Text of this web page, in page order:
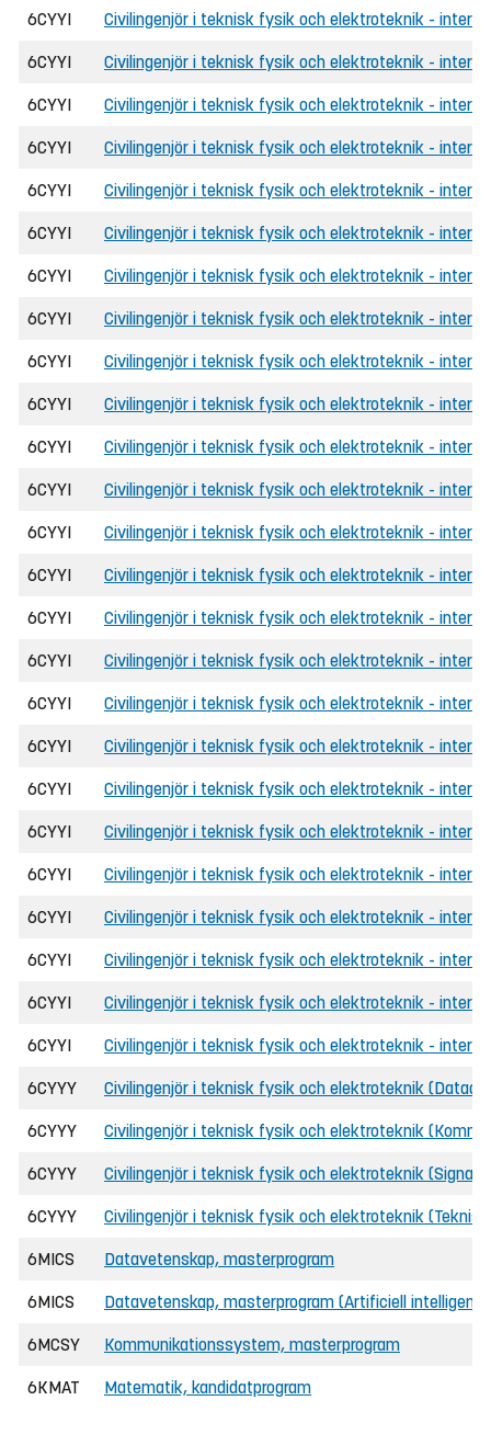
6CYYI Civilingenjör i teknisk fysik och elektroteknik -
6CYYI Civilingenjör i teknisk fysik och elektroteknik -
6CYYI Civilingenjör i teknisk fysik och elektroteknik -
6CYYI Civilingenjör i teknisk fysik och elektroteknik -
6CYYI Civilingenjör i teknisk fysik och elektroteknik -
6CYYI Civilingenjör i teknisk fysik och elektroteknik -
6CYYI Civilingenjör i teknisk fysik och elektroteknik -
6CYYI Civilingenjör i teknisk fysik och elektroteknik -
6CYYI Civilingenjör i teknisk fysik och elektroteknik -
6CYYI Civilingenjör i teknisk fysik och elektroteknik -
6CYYI Civilingenjör i teknisk fysik och elektroteknik -
6CYYI Civilingenjör i teknisk fysik och elektroteknik -
6CYYI Civilingenjör i teknisk fysik och elektroteknik -
6CYYI Civilingenjör i teknisk fysik och elektroteknik -
6CYYI Civilingenjör i teknisk fysik och elektroteknik -
6CYYI Civilingenjör i teknisk fysik och elektroteknik -
6CYYI Civilingenjör i teknisk fysik och elektroteknik -
6CYYI Civilingenjör i teknisk fysik och elektroteknik -
6CYYI Civilingenjör i teknisk fysik och elektroteknik -
6CYYI Civilingenjör i teknisk fysik och elektroteknik -
6CYYI Civilingenjör i teknisk fysik och elektroteknik -
6CYYI Civilingenjör i teknisk fysik och elektroteknik -
6CYYI Civilingenjör i teknisk fysik och elektroteknik -
6CYYI Civilingenjör i teknisk fysik och elektroteknik -
6CYYI Civilingenjör i teknisk fysik och elektroteknik -
6CYYY Civilingenjör i teknisk fysik och elektroteknik
6CYYY Civilingenjör i teknisk fysik och elektroteknik
6CYYY Civilingenjör i teknisk fysik och elektroteknik (Signal-
6CYYY Civilingenjör i teknisk fysik och elektroteknik
6MICS Datavetenskap, masterprogram
6MICS Datavetenskap, masterprogram (Artificiell intelligens
6MCSY Kommunikationssystem, masterprogram
6KMAT Matematik, kandidatprogram